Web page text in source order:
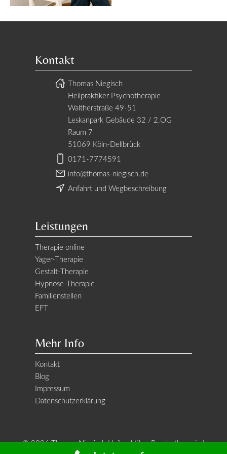
Kontakt
Thomas Niegisch
Heilpraktiker Psychotherapie
Waltherstraße 49-51
Leskanpark Gebäude 32 / 2.OG
Raum 7
51069 Köln-Dellbrück
0171-7774591
info@thomas-niegisch.de
Anfahrt und Wegbeschreibung
Leistungen
Therapie online
Yager-Therapie
Gestalt-Therapie
Hypnose-Therapie
Familienstellen
EFT
Mehr Info
Kontakt
Blog
Impressum
Datenschutzerklärung
© 2026 Thomas Niegisch Heilpraktiker Psychotherapie |